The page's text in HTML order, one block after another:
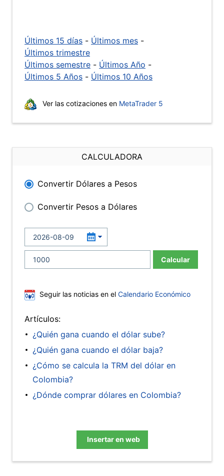
Últimos 15 días - Últimos mes -
Últimos trimestre
Últimos semestre - Últimos Año -
Últimos 5 Años - Últimos 10 Años
Ver las cotizaciones en MetaTrader 5
CALCULADORA
Convertir Dólares a Pesos
Convertir Pesos a Dólares
Calcular
Seguir las noticias en el Calendario Económico
Artículos:
¿Quién gana cuando el dólar sube?
¿Quién gana cuando el dólar baja?
¿Cómo se calcula la TRM del dólar en
Colombia?
¿Dónde comprar dólares en Colombia?
Insertar en web